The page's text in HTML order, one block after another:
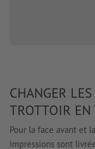
CHANGER
TROTTOIR
Pour la face avant et
impressions sont